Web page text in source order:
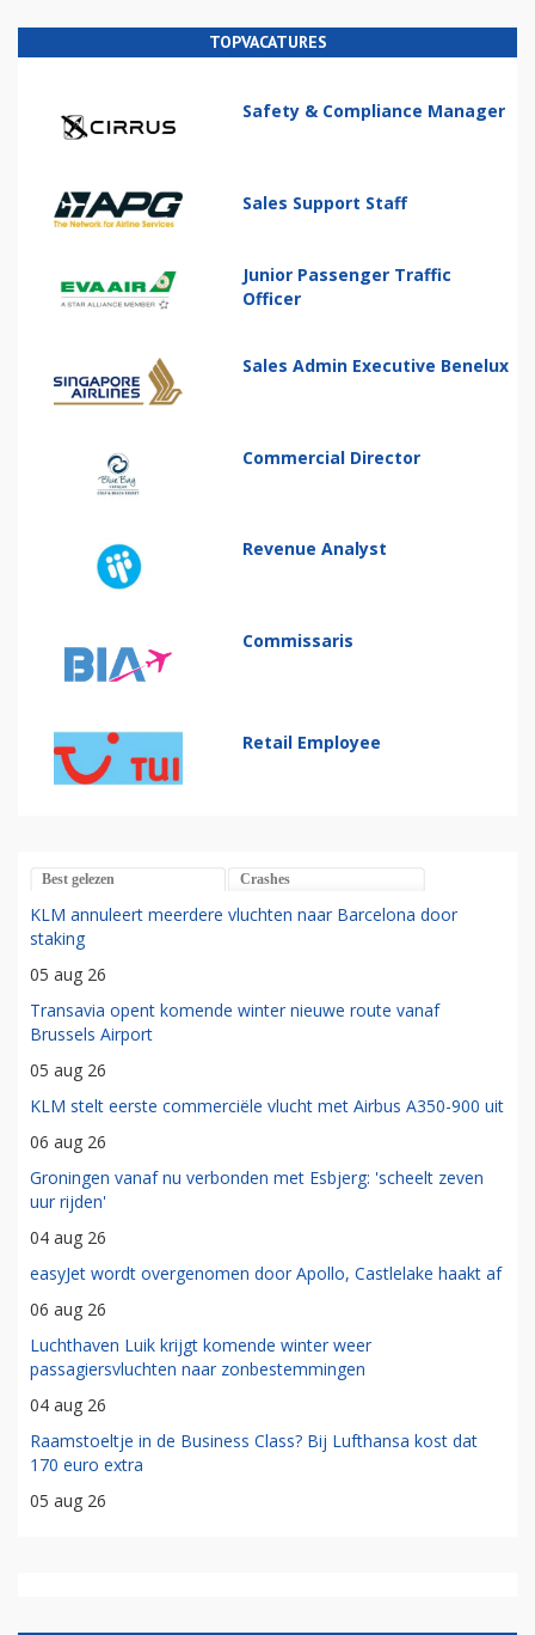
TOPVACATURES
Safety & Compliance Manager
Sales Support Staff
Junior Passenger Traffic
Officer
Sales Admin Executive Benelux
Commercial Director
Revenue Analyst
Commissaris
Retail Employee
Best gelezen Crashes
KLM annuleert meerdere vluchten naar Barcelona door
staking
05 aug 26
Transavia opent komende winter nieuwe route vanaf
Brussels Airport
05 aug 26
KLM stelt eerste commerciële vlucht met Airbus A350-900 uit
06 aug 26
Groningen vanaf nu verbonden met Esbjerg: 'scheelt zeven
uur rijden'
04 aug 26
easyJet wordt overgenomen door Apollo, Castlelake haakt af
06 aug 26
Luchthaven Luik krijgt komende winter weer
passagiersvluchten naar zonbestemmingen
04 aug 26
Raamstoeltje in de Business Class? Bij Lufthansa kost dat
170 euro extra
05 aug 26